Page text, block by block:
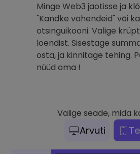
Minge Web3 jaotisse ja
"Kandke vahendeid" või
otsinguikooni. Valige
loendist. Sisestage
osta, ja kinnitage tehing.
nüüd oma !
Valige seade, mida
Arvuti